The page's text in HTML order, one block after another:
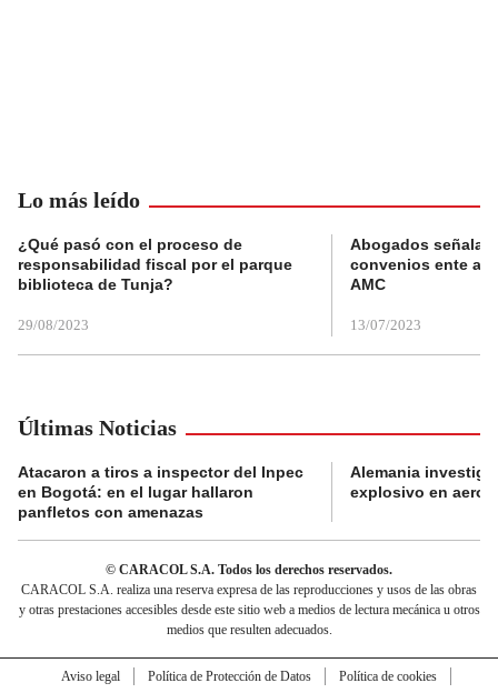
Lo más leído
¿Qué pasó con el proceso de
responsabilidad fiscal por el parque
biblioteca de Tunja?
29/08/2023
Abogados
convenios ente
AMC
13/07/2023
Últimas Noticias
Atacaron a tiros a inspector del Inpec
en Bogotá: en el lugar hallaron
panfletos con amenazas
Alemania
explosivo en
© CARACOL S.A. Todos los derechos reservados.
CARACOL S.A. realiza una reserva expresa de las reproducciones y usos de las obras
y otras prestaciones accesibles desde este sitio web a medios de lectura mecánica u otros
medios que resulten adecuados.
Aviso legal Política de Protección de Datos Política de cookies